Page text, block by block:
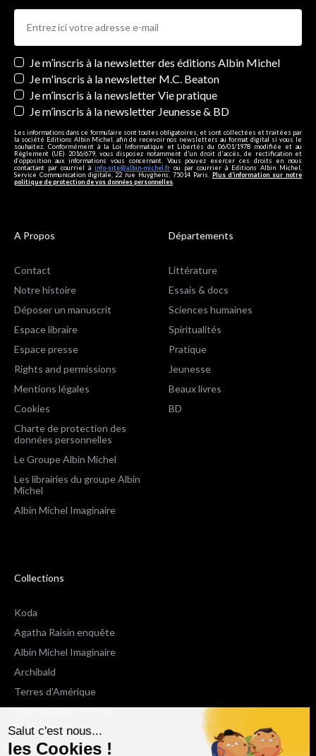
Salut c'est nous...
les Cookies !
Newsletters
Je m’inscris à la newsletter des éditions Albin Michel
Je m'inscris à la newsletter M.C. Beaton
Je m’inscris à la newsletter Vie pratique
Je m’inscris à la newsletter Jeunesse & BD
Les informations dans ce formulaire sont toutes obligatoires, et sont collectées et traitées par
la société Editions Albin Michel, afin de recevoir nos newsletters au format digital si vous le
souhaitez. Conformément à la Loi Informatique et Libertés du 06/01/1978 modifiée et au
Règlement (UE) 2016/679, vous disposez notamment d'un droit d'accès, de rectification et
d’opposition aux informations vous concernant. Vous pouvez exercer ces droits en nous
contactant par courriel à info-site@albin-michel.fr ou par courrier à Editions Albin Michel,
Service Communication digitale, 22 rue Huyghens, 75014 Paris. Plus d’information sur notre
politique de protection de vos données personnelles
A Propos
Contact
Notre histoire
Déposer un manuscrit
Espace libraire
Espace presse
Rights and permissions
Mentions légales
Cookies
Charte de protection des
données personnelles
Le Groupe Albin Michel
Les librairies du groupe Albin
Michel
Albin Michel Imaginaire
Départements
Littérature
Essais & docs
Sciences humaines
Spiritualités
Pratique
Jeunesse
Beaux livres
BD
Collections
Koda
Agatha Raisin enquête
Albin Michel Imaginaire
Archibald
Terres d'Amérique
Espaces Libres Poche
NOX
Wiz